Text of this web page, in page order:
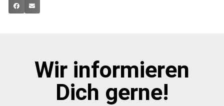
Wir informieren
Dich gerne!